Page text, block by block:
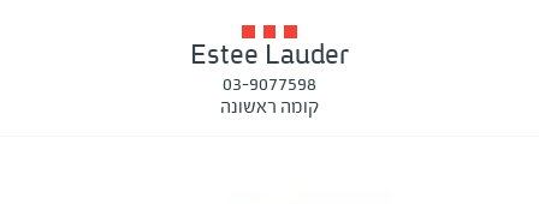
Estee Lauder
03-9077598
קומה ראשונה